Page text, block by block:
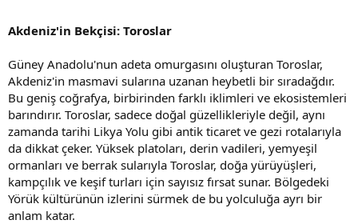
Akdeniz'in Bekçisi: Toroslar
Güney Anadolu'nun adeta omurgasını oluşturan Toroslar,
Akdeniz'in masmavi sularına uzanan heybetli bir sıradağdır.
Bu geniş coğrafya, birbirinden farklı iklimleri ve ekosistemleri
barındırır. Toroslar, sadece doğal güzellikleriyle değil, aynı
zamanda tarihi Likya Yolu gibi antik ticaret ve gezi rotalarıyla
da dikkat çeker. Yüksek platoları, derin vadileri, yemyeşil
ormanları ve berrak sularıyla Toroslar, doğa yürüyüşleri,
kampçılık ve keşif turları için sayısız fırsat sunar. Bölgedeki
Yörük kültürünün izlerini sürmek de bu yolculuğa ayrı bir
anlam katar.